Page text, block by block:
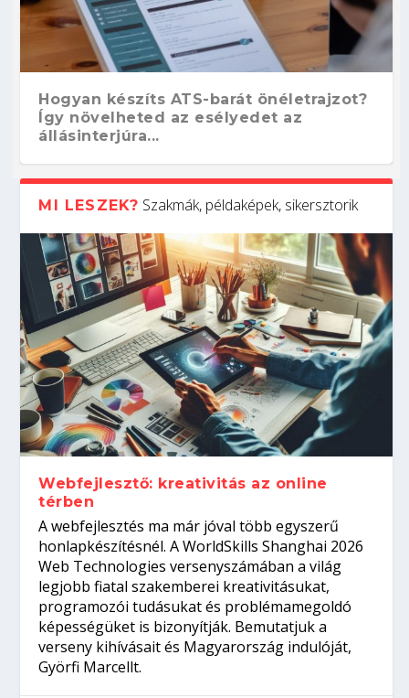
Hogyan készíts ATS-barát önéletrajzot?
Így növelheted az esélyedet az
állásinterjúra...
Kitalálod, mire használják ezeket a
gépeket?
Nem sikerült az egyetemi felvételi?
Tanulj szakmát!
Szoftverfejlesztő: verseny kódban –
amikor néhány sor program dönti el a
világversenyt...
Digitális detox – hogyan kapcsolódj ki
telefon nélkül?
MI LESZEK? Szakmák, példaképek, sikersztorik
Webfejlesztő: kreativitás az online
térben
A webfejlesztés ma már jóval több egyszerű
honlapkészítésnél. A WorldSkills Shanghai 2026
Web Technologies versenyszámában a világ
legjobb fiatal szakemberei kreativitásukat,
programozói tudásukat és problémamegoldó
képességüket is bizonyítják. Bemutatjuk a
verseny kihívásait és Magyarország indulóját,
Györfi Marcellt.